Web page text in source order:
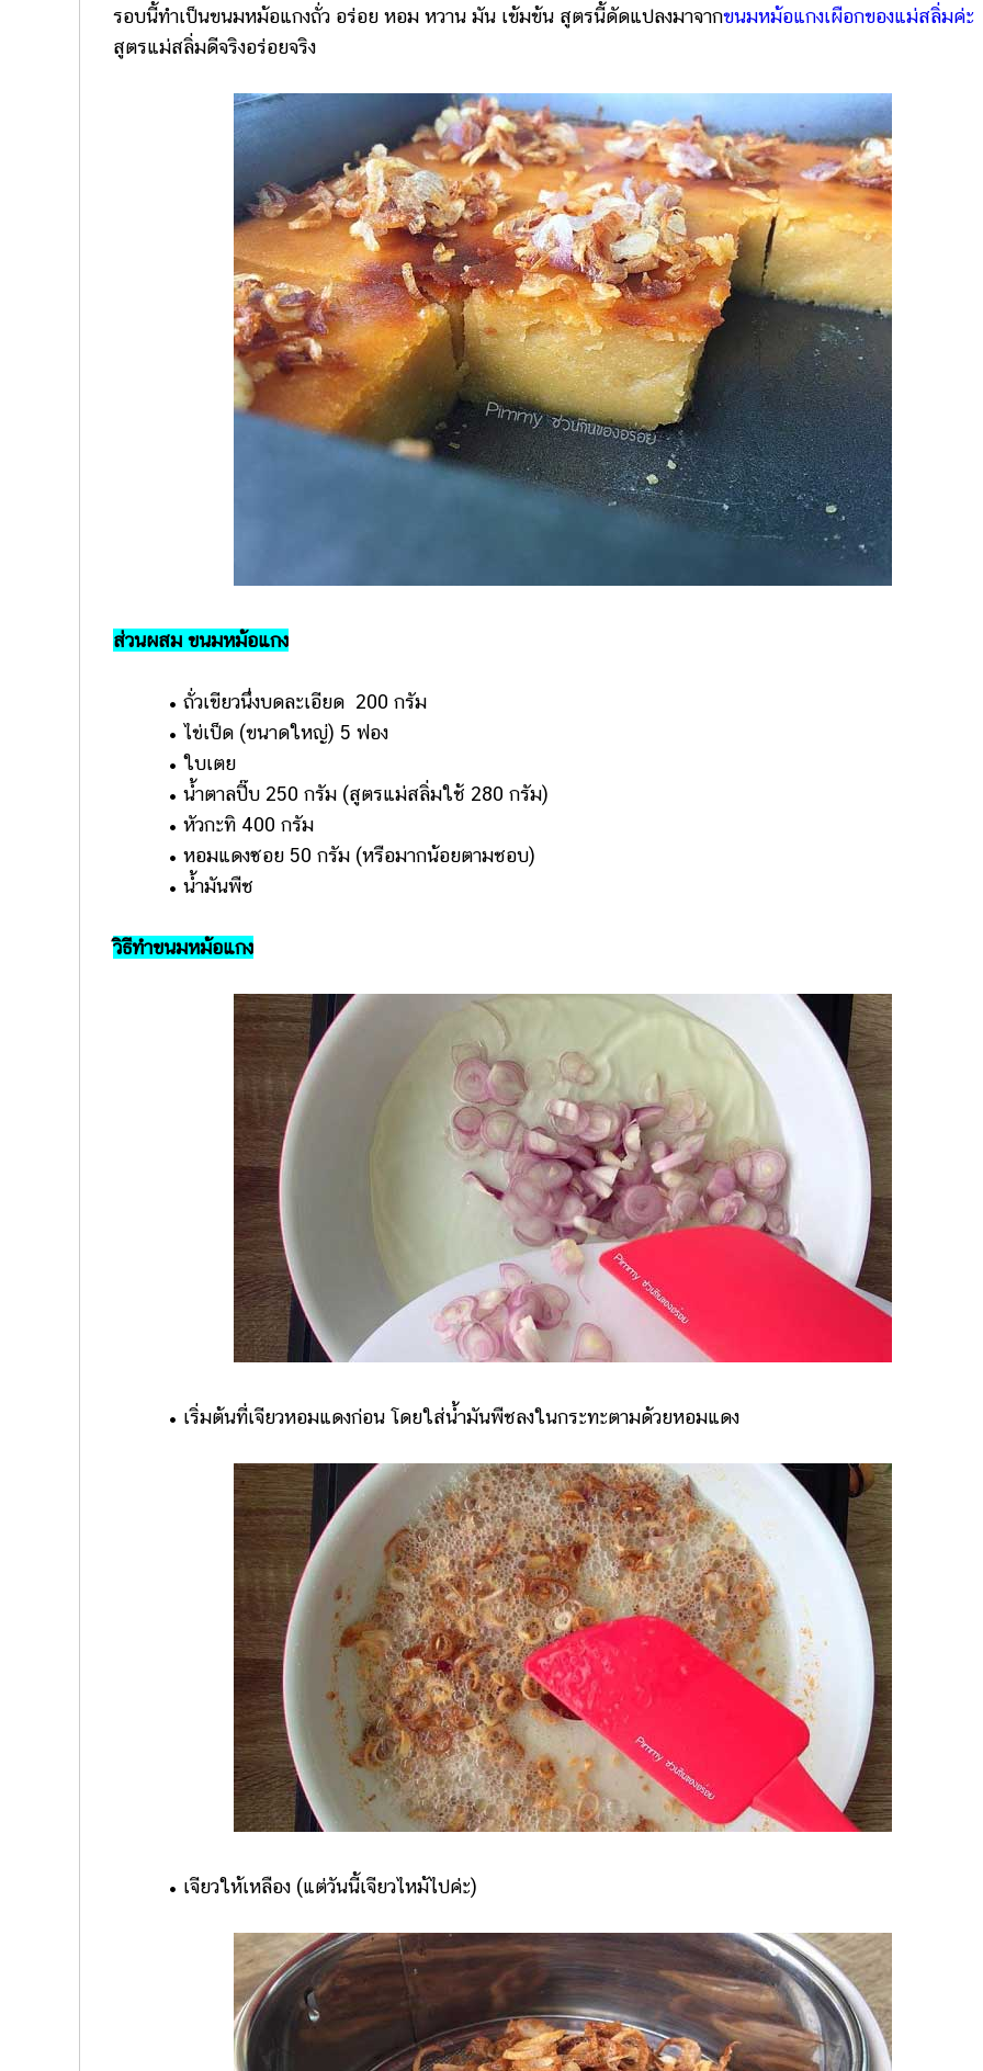
รอบนี้ทำเป็นขนมหม้อแกงถั่ว อร่อย หอม หวาน มัน เข้มข้น สูตรนี้ดัดแปลงมาจากขนมหม้อแกงเผือกของแม่สลิ่มค่ะ
สูตรแม่สลิ่มดีจริงอร่อยจริง
ส่วนผสม ขนมหม้อแกง
• ถั่วเขียวนึ่งบดละเอียด 200 กรัม
• ไข่เป็ด (ขนาดใหญ่) 5 ฟอง
• ใบเตย
• น้ำตาลปี๊บ 250 กรัม (สูตรแม่สลิ่มใช้ 280 กรัม)
• หัวกะทิ 400 กรัม
• หอมแดงซอย 50 กรัม (หรือมากน้อยตามชอบ)
• น้ำมันพืช
วิธีทำขนมหม้อแกง
• เริ่มต้นที่เจียวหอมแดงก่อน โดยใส่น้ำมันพืชลงในกระทะตามด้วยหอมแดง
• เจียวให้เหลือง (แต่วันนี้เจียวไหม้ไปค่ะ)